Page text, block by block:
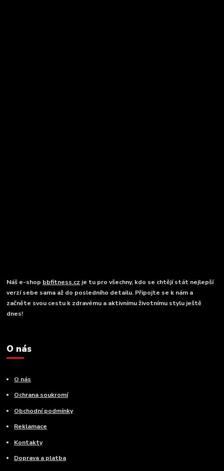
Náš e-shop bbfitness.cz je tu pro všechny, kdo se chtějí stát nejlepší
verzí sebe sama až do posledního detailu. Připojte se k nám a
začněte svou cestu k zdravému a aktivnímu životnímu stylu ještě
dnes!
O nás
O nás
Ochrana soukromí
Obchodní podmínky
Reklamace
Kontakty
Doprava a platba